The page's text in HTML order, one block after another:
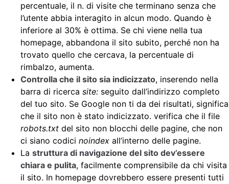
percentuale, il n. di visite che terminano senza che
l’utente abbia interagito in alcun modo. Quando è
inferiore al 30% è ottima. Se chi viene nella tua
homepage, abbandona il sito subito, perché non ha
trovato quello che cercava, la percentuale di
rimbalzo, aumenta.
Controlla che il sito sia indicizzato, inserendo nella
barra di ricerca site: seguito dall’indirizzo completo
del tuo sito. Se Google non ti da dei risultati, significa
che il sito non è stato indicizzato. verifica che il file
robots.txt del sito non blocchi delle pagine, che non
ci siano codici noindex all’interno delle pagine.
La struttura di navigazione del sito dev’essere
chiara e pulita, facilmente comprensibile da chi visita
il sito. In homepage dovrebbero essere presenti tutti